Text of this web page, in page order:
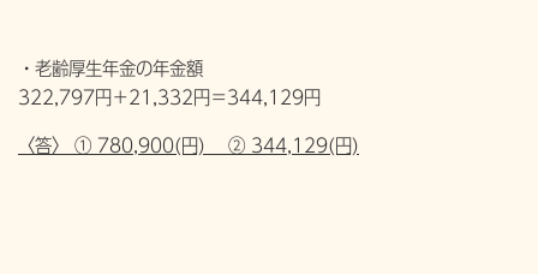
・老齢厚生年金の年金額
322,797円＋21,332円＝344,129円
〈答〉 ① 780,900(円) ② 344,129(円)